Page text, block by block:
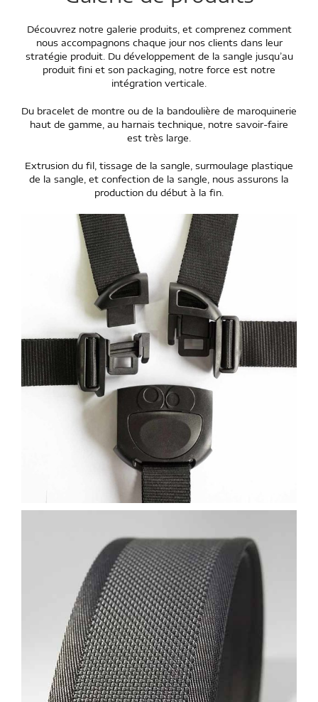
Découvrez notre galerie produits, et comprenez comment
nous accompagnons chaque jour nos clients dans leur
stratégie produit. Du développement de la sangle jusqu’au
produit fini et son packaging, notre force est notre
intégration verticale.
Du bracelet de montre ou de la bandoulière de maroquinerie
haut de gamme, au harnais technique, notre savoir-faire
est très large.
Extrusion du fil, tissage de la sangle, surmoulage plastique
de la sangle, et confection de la sangle, nous assurons la
production du début à la fin.